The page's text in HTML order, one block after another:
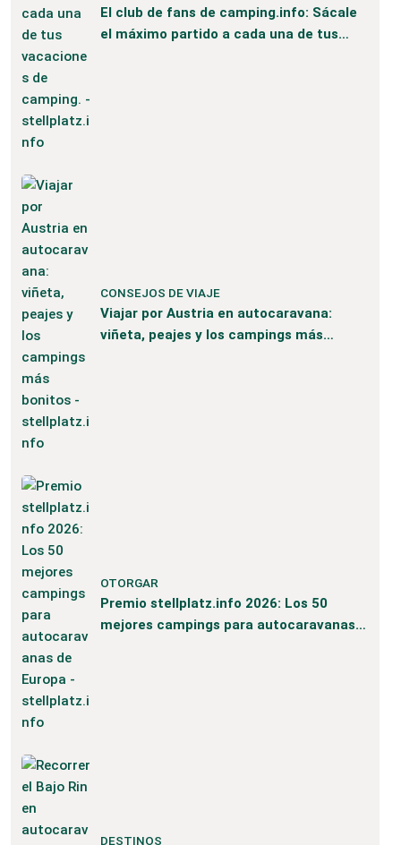
El club de fans de camping.info: Sácale
el máximo partido a cada una de tus
CONSEJOS DE VIAJE
Viajar por Austria en autocaravana:
viñeta, peajes y los campings más
OTORGAR
Premio stellplatz.info 2026: Los 50
mejores campings para autocaravanas
DESTINOS